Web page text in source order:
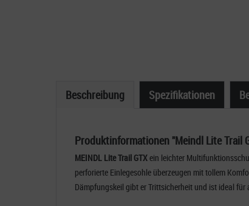
Beschreibung Spezifikationen
Produktinformationen "Meindl Lite Trail
MEINDL Lite Trail GTXein leichter
perforierte Einlegesohle überzeugen mit tollem
Dämpfungskeil gibt er Trittsicherheit und ist ideal